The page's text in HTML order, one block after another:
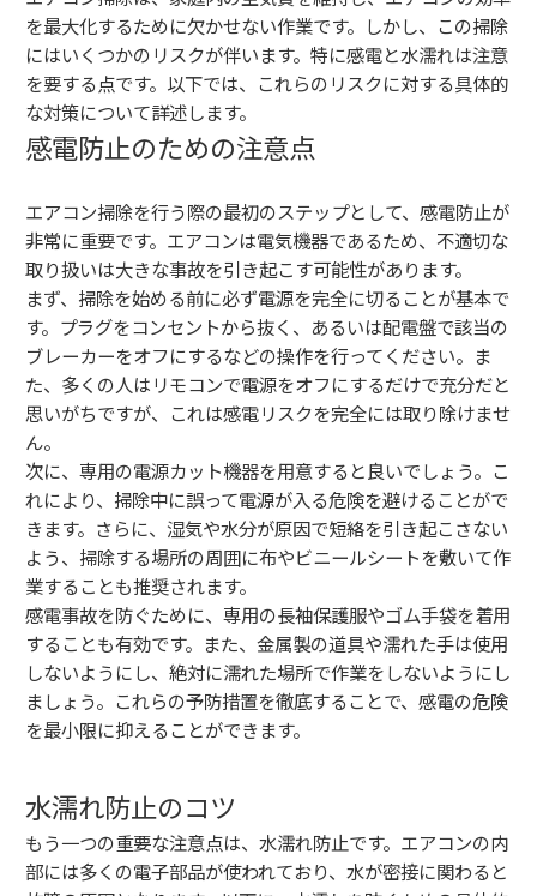
を最大化するために欠かせない作業です。しかし、この掃除
にはいくつかのリスクが伴います。特に感電と水濡れは注意
を要する点です。以下では、これらのリスクに対する具体的
な対策について詳述します。
感電防止のための注意点
エアコン掃除を行う際の最初のステップとして、感電防止が
非常に重要です。エアコンは電気機器であるため、不適切な
取り扱いは大きな事故を引き起こす可能性があります。
まず、掃除を始める前に必ず電源を完全に切ることが基本で
す。プラグをコンセントから抜く、あるいは配電盤で該当の
ブレーカーをオフにするなどの操作を行ってください。ま
た、多くの人はリモコンで電源をオフにするだけで充分だと
思いがちですが、これは感電リスクを完全には取り除けませ
ん。
次に、専用の電源カット機器を用意すると良いでしょう。こ
れにより、掃除中に誤って電源が入る危険を避けることがで
きます。さらに、湿気や水分が原因で短絡を引き起こさない
よう、掃除する場所の周囲に布やビニールシートを敷いて作
業することも推奨されます。
感電事故を防ぐために、専用の長袖保護服やゴム手袋を着用
することも有効です。また、金属製の道具や濡れた手は使用
しないようにし、絶対に濡れた場所で作業をしないようにし
ましょう。これらの予防措置を徹底することで、感電の危険
を最小限に抑えることができます。
水濡れ防止のコツ
もう一つの重要な注意点は、水濡れ防止です。エアコンの内
部には多くの電子部品が使われており、水が密接に関わると